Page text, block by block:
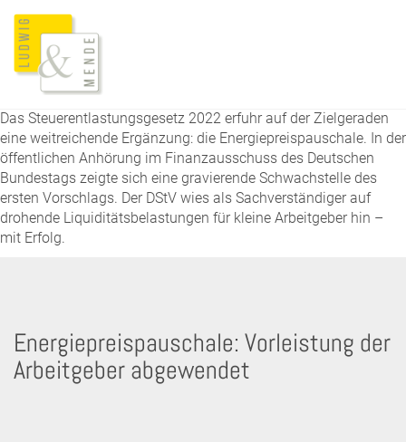
Das Steuerentlastungsgesetz 2022 erfuhr auf der Zielgeraden
eine weitreichende Ergänzung: die Energiepreispauschale. In der
öffentlichen Anhörung im Finanzausschuss des Deutschen
Bundestags zeigte sich eine gravierende Schwachstelle des
ersten Vorschlags. Der DStV wies als Sachverständiger auf
drohende Liquiditätsbelastungen für kleine Arbeitgeber hin –
mit Erfolg.
Energiepreispauschale: Vorleistung der
Arbeitgeber abgewendet